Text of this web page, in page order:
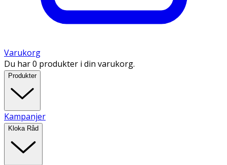
Varukorg
Du har 0 produkter i din varukorg.
Produkter
Kampanjer
Kloka Råd